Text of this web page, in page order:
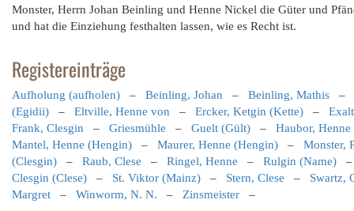
Monster, Herrn Johan Beinling und Henne Nickel die Güter und
und hat die Einziehung festhalten lassen, wie es Recht ist.
Registereinträge
Aufholung (aufholen) – Beinling, Johan – Beinling, Mathis –
(Egidii) – Eltville, Henne von – Ercker, Ketgin (Kette) –
Frank, Clesgin – Griesmühle – Guelt (Gült) – Haubor, Henne
Mantel, Henne (Hengin) – Maurer, Henne (Hengin) – Monster,
(Clesgin) – Raub, Clese – Ringel, Henne – Rulgin (Name)
Clesgin (Clese) – St. Viktor (Mainz) – Stern, Clese – Swartz,
Margret – Winworm, N. N. – Zinsmeister –